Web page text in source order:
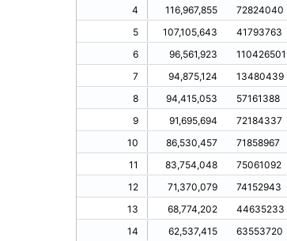
4
5
6
7
8
9
10
11
12
13
14
116,967,855
72824040
107,105,643
41793763
96,561,923
110426501
94,875,124
13480439
94,415,053
57161388
91,695,694
72184337
86,530,457
71858967
83,754,048
75061092
71,370,079
74152943
68,774,202
44635233
62,537,415
63553720